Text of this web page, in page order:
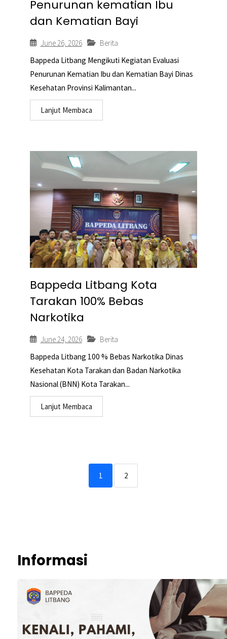
Penurunan kematian Ibu
dan Kematian Bayi
June 26, 2026
Berita
Bappeda Litbang Mengikuti Kegiatan Evaluasi
Penurunan Kematian Ibu dan Kematian Bayi Dinas
Kesehatan Provinsi Kalimantan...
Lanjut Membaca
Bappeda Litbang Kota
Tarakan 100% Bebas
Narkotika
June 24, 2026
Berita
Bappeda Litbang 100 % Bebas Narkotika Dinas
Kesehatan Kota Tarakan dan Badan Narkotika
Nasional (BNN) Kota Tarakan...
Lanjut Membaca
1 2
Informasi